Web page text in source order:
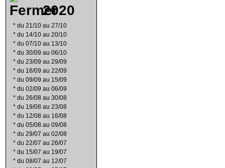
2020
* du 21/10 au 27/10
* du 14/10 au 20/10
* du 07/10 au 13/10
* du 30/09 au 06/10
* du 23/09 au 29/09
* du 16/09 au 22/09
* du 09/09 au 15/09
* du 02/09 au 06/09
* du 26/08 au 30/08
* du 19/08 au 23/08
* du 12/08 au 16/08
* du 05/08 au 09/08
* du 29/07 au 02/08
* du 22/07 au 26/07
* du 15/07 au 19/07
* du 08/07 au 12/07